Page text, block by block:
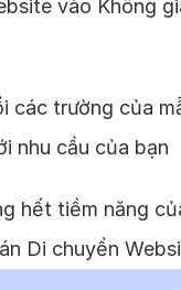
vào Không
các trường của
nhu cầu của bạn
hết tiềm năng
Di chuyển